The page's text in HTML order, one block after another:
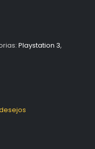
Playstation 3,